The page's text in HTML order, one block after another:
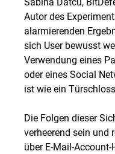
Autor des
alarmierenden
sich User bewusst
Verwendung eines
oder eines Social
ist wie ein
Die Folgen dieser
verheerend sein und
über E-Mail-